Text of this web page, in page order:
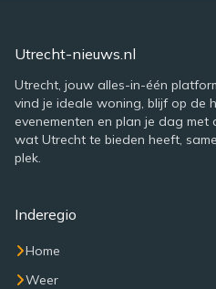
Utrecht-nieuws.nl
Utrecht, jouw alles-in-één
vind je ideale woning, blijf op de
evenementen en plan je dag met
wat Utrecht te bieden heeft,
plek.
Inderegio
Home
Weer